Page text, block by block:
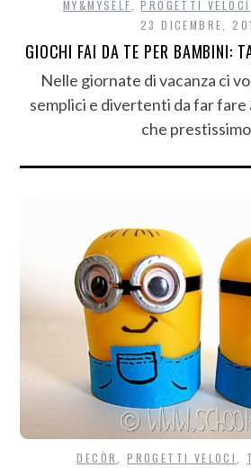
MY&MYSELF,PROGETTI VELOCI
23 DICEMBRE,
GIOCHI FAI DA TE PER BAMBINI:
Nelle giornate di vacanza ci
semplici e divertenti da far fare
che
DECÒR ,PROGETTI VELOCI